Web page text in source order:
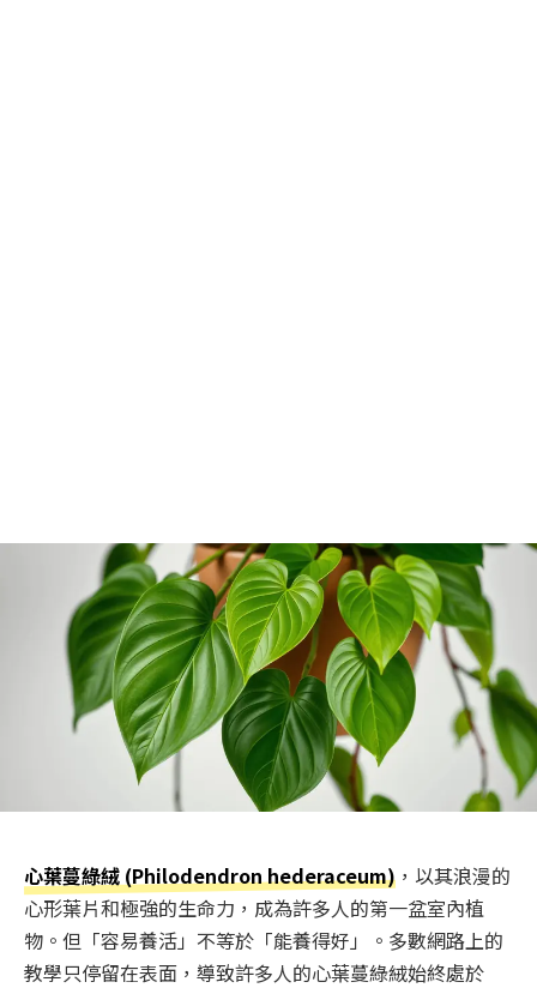
心葉蔓綠絨 (Philodendron hederaceum) ，以其浪漫的
心形葉片和極強的生命力，成為許多人的第一盆室內植
物。但「容易養活」不等於「能養得好」。多數網路上的
教學只停留在表面，導致許多人的心葉蔓綠絨始終處於